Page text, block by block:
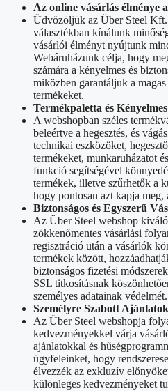
Az online vásárlás élménye
Üdvözöljük az Über Steel
választékban kínálunk
vásárlói élményt nyújtunk
Webáruházunk célja, hogy
számára a kényelmes és
miközben garantáljuk a
termékeket.
Termékpaletta és
A webshopban széles
beleértve a hegesztés, és
technikai eszközöket,
termékeket, munkaruházatot
funkció segítségével
termékek, illetve szűrhetők a
hogy pontosan azt kapja meg,
Biztonságos és Egyszerű
Az Über Steel webshop
zökkenőmentes vásárlási
regisztráció után a vásárlók
termékek között,
biztonságos fizetési
SSL titkosításnak
személyes adatainak védelmét.
Személyre Szabott
Az Über Steel webshopja
kedvezményekkel várja
ajánlatokkal és
ügyfeleinket, hogy
élvezzék az exkluzív
különleges kedvezményeket